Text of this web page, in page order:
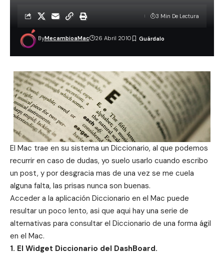
ByMecambioaMac 26 Abril 2010
3 Min De Lectura
El Mac trae en su sistema un Diccionario, al que podemos
recurrir en caso de dudas, yo suelo usarlo cuando escribo
un post, y por desgracia mas de una vez se me cuela
alguna falta, las prisas nunca son buenas.
Acceder a la aplicación Diccionario en el Mac puede
resultar un poco lento, asi que aqui hay una serie de
alternativas para consultar el Diccionario de una forma ágil
en el Mac.
1. El Widget Diccionario del DashBoard.